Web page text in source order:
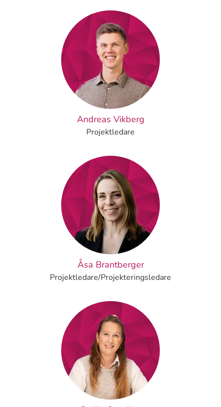
Andreas Vikberg
Projektledare
Åsa Brantberger
Projektledare/Projekteringsledare